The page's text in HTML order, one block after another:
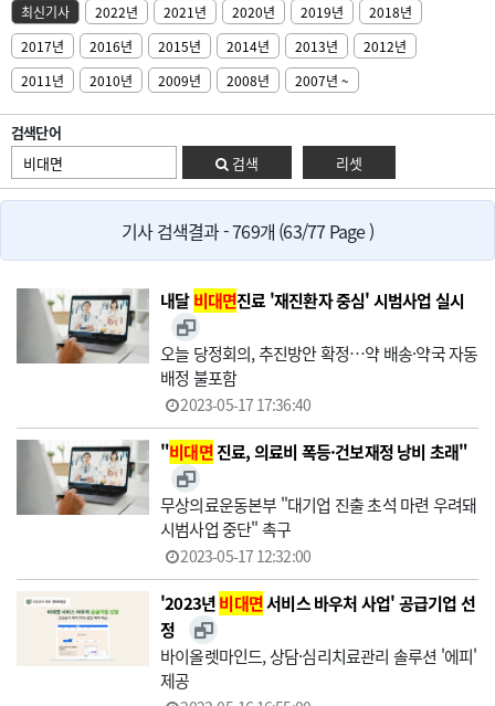
최신기사 2022년 2021년 2020년 2019년
2018년
2017년
2016년 2015년 2014년 2013년
2012년
2011년
2010년 2009년 2008년 2007년 ~
검색단어
검색
리셋
기사 검색결과 - 769개 (63/77 Page )
내달비대면진료 '재진환자 중심' 시범사업 실시
오늘 당정회의, 추진방안 확정…약 배송·약국 자동
배정 불포함
2023-05-17 17:36:40
"비대면진료, 의료비 폭등·건보재정 낭비 초래"
무상의료운동본부 "대기업 진출 초석 마련 우려돼
시범사업 중단" 촉구
2023-05-17 12:32:00
'2023년비대면서비스 바우처 사업' 공급기업 선
정
바이올렛마인드, 상담·심리치료관리 솔루션 '에피'
제공